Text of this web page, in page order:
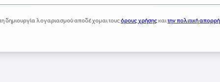
δημιουργία λογαριασμού αποδέχομαι τουςόρους χρήσηςκαιτην πολιτική